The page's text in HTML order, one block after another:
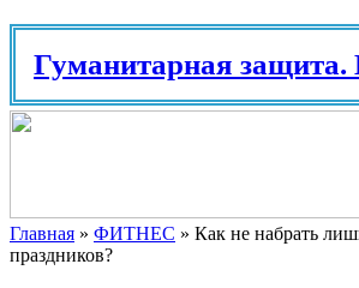
Гуманитарная защита.
Главная » ФИТНЕС » Как не набрать
праздников?